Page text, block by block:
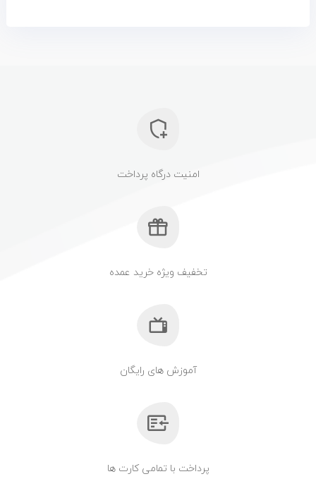
امنیت درگاه پرداخت
تخفیف ویژه خرید عمده
آموزش های رایگان
پرداخت با تمامی کارت ها